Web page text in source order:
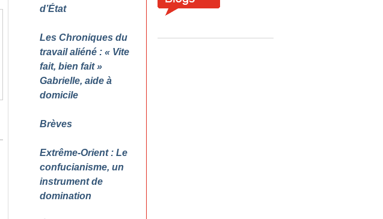
d’État
Les Chroniques du
travail aliéné : « Vite
fait, bien fait »
Gabrielle, aide à
domicile
Brèves
Extrême-Orient : Le
confucianisme, un
instrument de
domination